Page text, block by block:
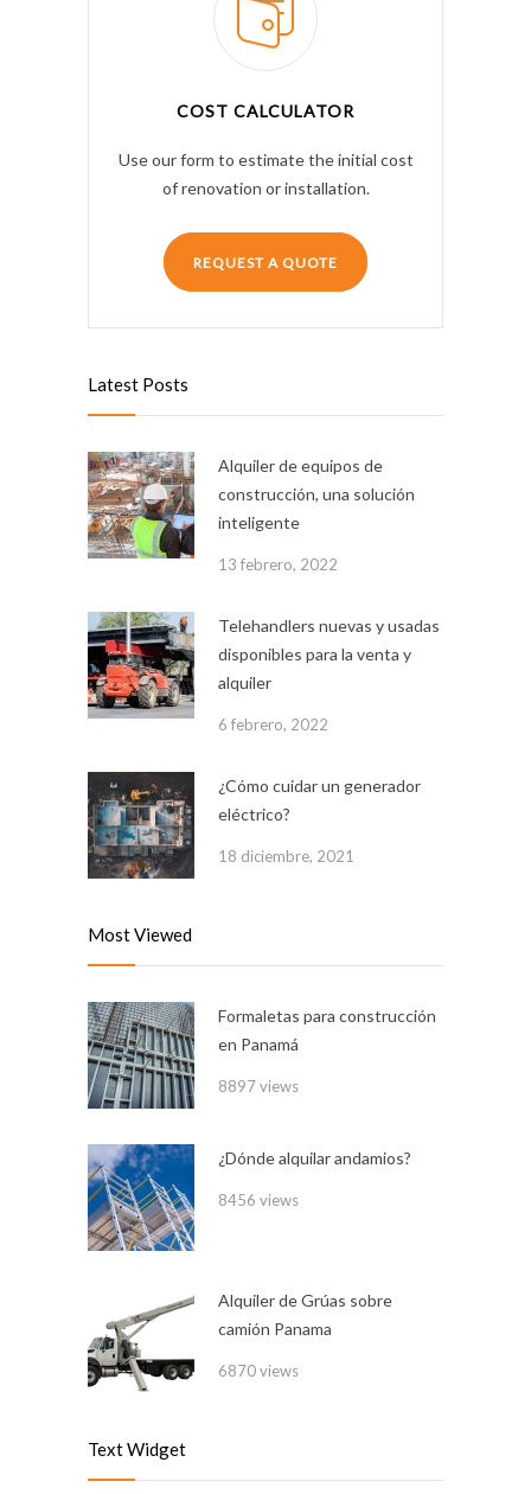
COST CALCULATOR
Use our form to estimate the initial cost
of renovation or installation.
REQUEST A QUOTE
Latest Posts
Alquiler de equipos de
construcción, una solución
inteligente
13 febrero, 2022
Telehandlers nuevas y usadas
disponibles para la venta y
alquiler
6 febrero, 2022
¿Cómo cuidar un generador
eléctrico?
18 diciembre, 2021
Most Viewed
Formaletas para construcción
en Panamá
8897 views
¿Dónde alquilar andamios?
8456 views
Alquiler de Grúas sobre
camión Panama
6870 views
Text Widget